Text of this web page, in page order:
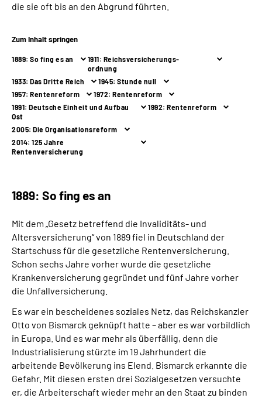
Online-Services
Suche
Inhalte in Gebärdensprache (DGS)
Leichte Sprache
die sie oft bis an den Abgrund führten.
Zum Inhalt springen
1889: So fing es an
1911: Reichsversicherungs-
ordnung
1933: Das Dritte Reich
1945: Stunde null
1957: Rentenreform
1972: Rentenreform
1991: Deutsche Einheit und Aufbau
Ost
1992: Rentenreform
2005: Die Organisationsreform
2014: 125 Jahre
Rentenversicherung
1889: So fing es an
Mit dem „Gesetz betreffend die Invaliditäts- und
Altersversicherung“ von 1889 fiel in Deutschland der
Startschuss für die gesetzliche Rentenversicherung.
Schon sechs Jahre vorher wurde die gesetzliche
Krankenversicherung gegründet und fünf Jahre vorher
die Unfallversicherung.
Es war ein bescheidenes soziales Netz, das Reichskanzler
Otto von Bismarck geknüpft hatte – aber es war vorbildlich
in Europa. Und es war mehr als überfällig, denn die
Industrialisierung stürzte im 19 Jahrhundert die
arbeitende Bevölkerung ins Elend. Bismarck erkannte die
Gefahr. Mit diesen ersten drei Sozialgesetzen versuchte
er, die Arbeiterschaft wieder mehr an den Staat zu binden